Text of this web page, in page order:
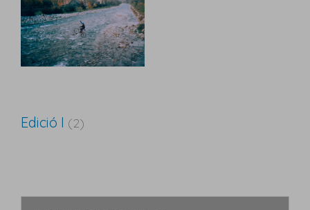
Edició I (2)